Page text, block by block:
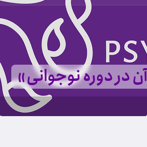
در دوره نوجوانی»